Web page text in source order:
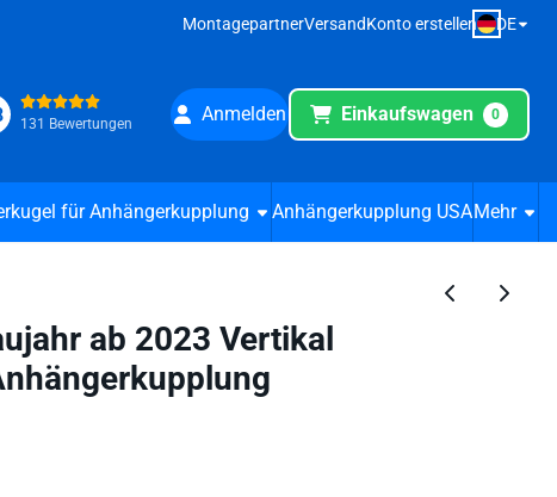
MontagepartnerVersandKonto erstellen DE
131 Bewertungen Anmelden Einkaufswagen 0
für Anhängerkupplung Anhängerkupplung USAMehr
ab 2023 Vertikal